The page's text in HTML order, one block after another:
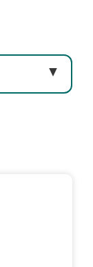
▼